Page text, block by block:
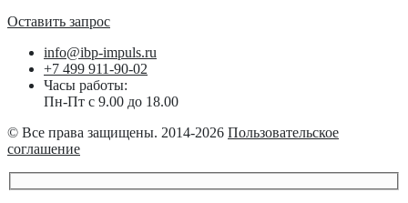
Оставить запрос
info@ibp-impuls.ru
+7 499 911-90-02
Часы работы:
Пн-Пт с 9.00 до 18.00
© Все права защищены. 2014-2026 Пользовательское
соглашение